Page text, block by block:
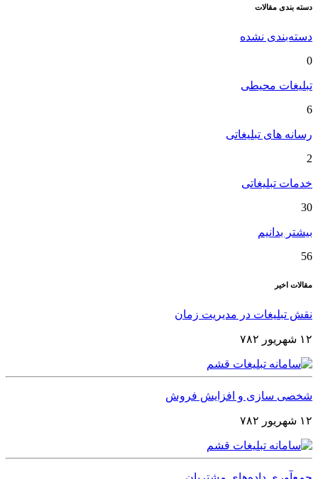
دسته بندی مقالات
دسته‌بندی نشده
0
تبلیغات محیطی
6
رسانه های تبلیغاتی
2
خدمات تبلیغاتی
30
بیشتر بدانیم
56
مقالات اخیر
نقش تبلیغات در مدیریت زمان
۱۲ شهریور ۷۸۲
شخصی‌ سازی و افزایش فروش
۱۲ شهریور ۷۸۲